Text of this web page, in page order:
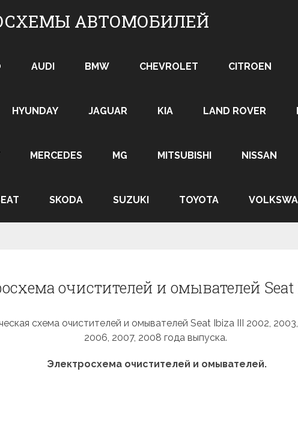
АВТОМОБИЛЕЙ
AUDI BMW CHEVROLET CITROEN
HYUNDAY JAGUAR KIA LAND ROVER
MERCEDES MG MITSUBISHI NISSAN
SKODA SUZUKI TOYOTA
очистителей и омывателей Seat
схема очистителей и омывателей Seat Ibiza III 2002,
2006, 2007, 2008 года выпуска.
Электросхема очистителей и омывателей.